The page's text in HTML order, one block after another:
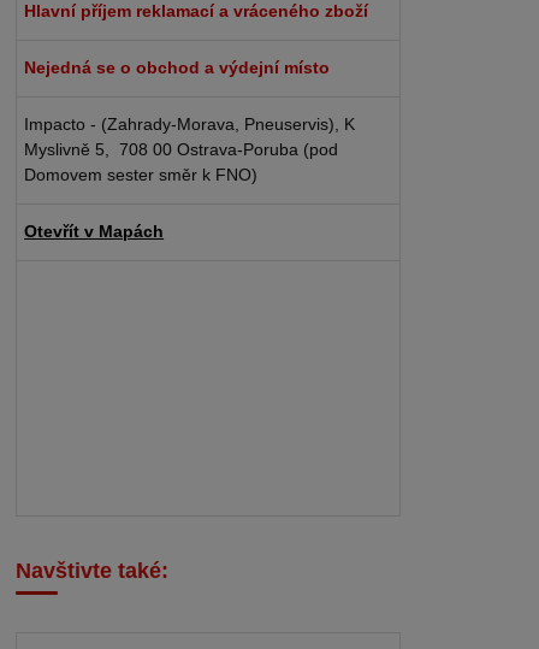
Hlavní příjem reklamací a vráceného zboží
Nejedná se o obchod a výdejní místo
Impacto - (Zahrady-Morava, Pneuservis), K
Myslivně 5, 708 00 Ostrava-Poruba (pod
Domovem sester směr k FNO)
Otevřít v Mapách
Navštivte také: